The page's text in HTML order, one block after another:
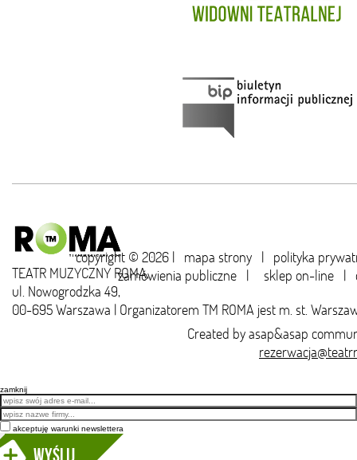
copyright © 2026 | mapa strony | polityka
zamówienia publiczne | sklep on-line |
TEATR MUZYCZNY ROMA,
ul. Nowogrodzka 49,
00-695 Warszawa | Organizatorem TM ROMA jest m. st.
Created byasap&asap
zamknij
Email
akceptuję warunki newslettera
Wyślij